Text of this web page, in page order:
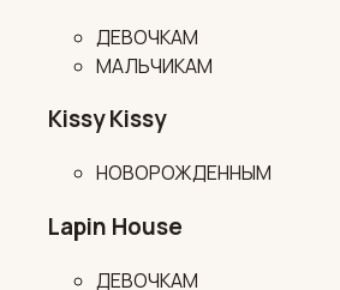
ДЕВОЧКАМ
МАЛЬЧИКАМ
Kissy Kissy
НОВОРОЖДЕННЫМ
Lapin House
ДЕВОЧКАМ